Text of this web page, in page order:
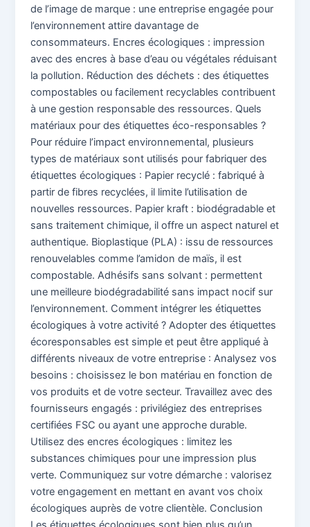
de l’image de marque : une entreprise engagée pour
l’environnement attire davantage de
consommateurs. Encres écologiques : impression
avec des encres à base d’eau ou végétales réduisant
la pollution. Réduction des déchets : des étiquettes
compostables ou facilement recyclables contribuent
à une gestion responsable des ressources. Quels
matériaux pour des étiquettes éco-responsables ?
Pour réduire l’impact environnemental, plusieurs
types de matériaux sont utilisés pour fabriquer des
étiquettes écologiques : Papier recyclé : fabriqué à
partir de fibres recyclées, il limite l’utilisation de
nouvelles ressources. Papier kraft : biodégradable et
sans traitement chimique, il offre un aspect naturel et
authentique. Bioplastique (PLA) : issu de ressources
renouvelables comme l’amidon de maïs, il est
compostable. Adhésifs sans solvant : permettent
une meilleure biodégradabilité sans impact nocif sur
l’environnement. Comment intégrer les étiquettes
écologiques à votre activité ? Adopter des étiquettes
écoresponsables est simple et peut être appliqué à
différents niveaux de votre entreprise : Analysez vos
besoins : choisissez le bon matériau en fonction de
vos produits et de votre secteur. Travaillez avec des
fournisseurs engagés : privilégiez des entreprises
certifiées FSC ou ayant une approche durable.
Utilisez des encres écologiques : limitez les
substances chimiques pour une impression plus
verte. Communiquez sur votre démarche : valorisez
votre engagement en mettant en avant vos choix
écologiques auprès de votre clientèle. Conclusion